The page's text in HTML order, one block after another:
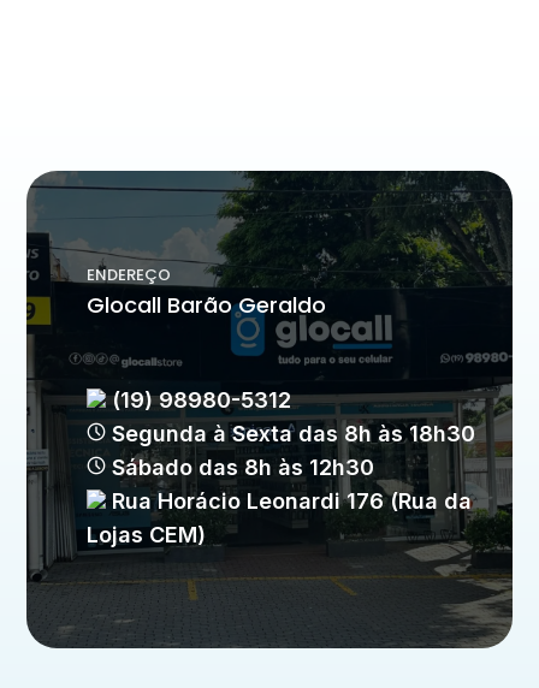
ENDEREÇO
Glocall Barão Geraldo
(19) 98980-5312
Segunda à Sexta das 8h às 18h30
Sábado das 8h às 12h30
Rua Horácio Leonardi 176 (Rua da
Lojas CEM)